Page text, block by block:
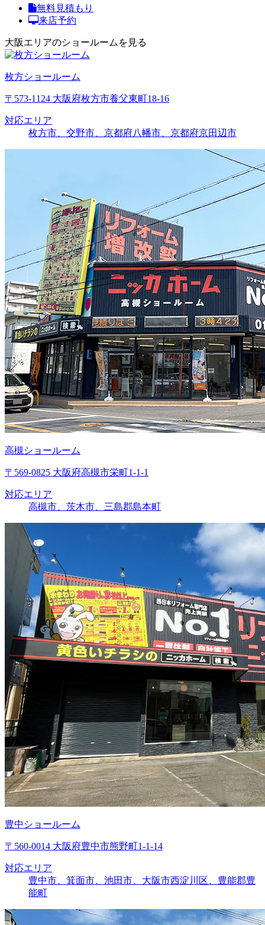
無料見積もり
来店予約
大阪エリアのショールームを見る
枚方ショールーム
〒573-1124 大阪府枚方市養父東町18-16
対応エリア
枚方市、交野市、京都府八幡市、京都府京田辺市
高槻ショールーム
〒569-0825 大阪府高槻市栄町1-1-1
対応エリア
高槻市、茨木市、三島郡島本町
豊中ショールーム
〒560-0014 大阪府豊中市熊野町1-1-14
対応エリア
豊中市、箕面市、池田市、大阪市西淀川区、豊能郡豊
能町